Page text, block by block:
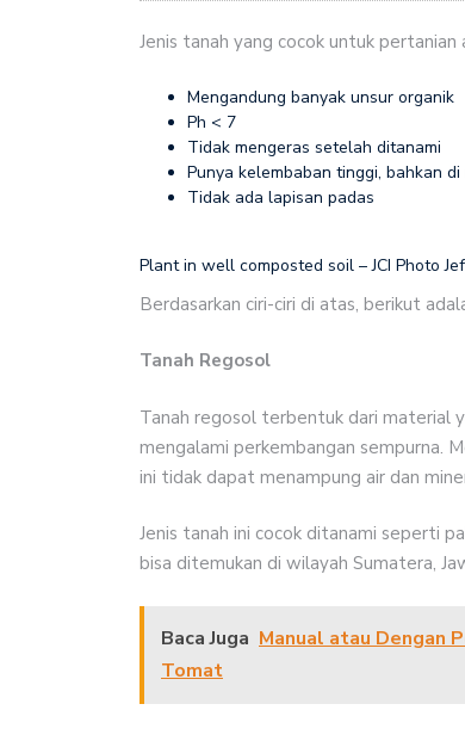
Jenis tanah yang cocok untuk
Mengandung banyak unsur organik
Ph < 7
Tidak mengeras setelah ditanami
Punya kelembaban tinggi, bahkan di
Tidak ada lapisan padas
Plant in well composted soil – JCI Photo
Berdasarkan ciri-ciri di atas, berikut
Tanah Regosol
Tanah regosol terbentuk dari material
mengalami perkembangan sempurna.
ini tidak dapat menampung air dan
Jenis tanah ini cocok ditanami seperti
bisa ditemukan di wilayah Sumatera,
Baca Juga Manual atau Dengan
Tomat